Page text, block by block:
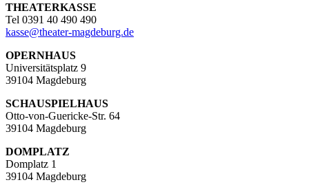
THEATERKASSE
Tel 0391 40 490 490
kasse@theater-magdeburg.de
OPERNHAUS
Universitätsplatz 9
39104 Magdeburg
SCHAUSPIELHAUS
Otto-von-Guericke-Str. 64
39104 Magdeburg
DOMPLATZ
Domplatz 1
39104 Magdeburg